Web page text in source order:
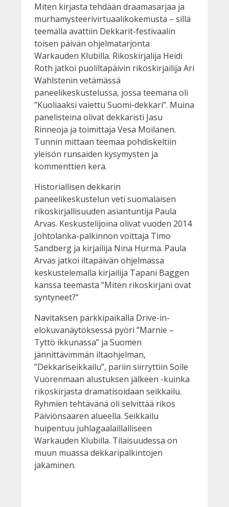
Miten kirjasta tehdään draamasarjaa ja
murhamysteerivirtuaalikokemusta – sillä
teemalla avattiin Dekkarit-festivaalin
toisen päivän ohjelmatarjonta
Warkauden Klubilla. Rikoskirjalija Heidi
Roth jatkoi puoliltapäivin rikoskirjailija Ari
Wahlstenin vetämässä
paneelikeskustelussa, jossa teemana oli
”Kuoliaaksi vaiettu Suomi-dekkari”. Muina
panelisteina olivat dekkaristi Jasu
Rinneoja ja toimittaja Vesa Moilanen.
Tunnin mittaan teemaa pohdiskeltiin
yleisön runsaiden kysymysten ja
kommenttien kera.
Historiallisen dekkarin
paneelikeskustelun veti suomalaisen
rikoskirjallisuuden asiantuntija Paula
Arvas. Keskustelijoina olivat vuoden 2014
Johtolanka-palkinnon voittaja Timo
Sandberg ja kirjailija Nina Hurma. Paula
Arvas jatkoi iltapäivän ohjelmassa
keskustelemalla kirjailija Tapani Baggen
kanssa teemasta ”Miten rikoskirjani ovat
syntyneet?”
Navitaksen parkkipaikalla Drive-in-
elokuvanäytöksessä pyöri ”Marnie –
Tyttö ikkunassa” ja Suomen
jännittävimmän iltaohjelman,
”Dekkariseikkailu”, pariin siirryttiin Soile
Vuorenmaan alustuksen jälkeen -kuinka
rikoskirjasta dramatisoidaan seikkailu.
Ryhmien tehtävänä oli selvittää rikos
Päiviönsaaren alueella. Seikkailu
huipentuu juhlagaalaillalliseen
Warkauden Klubilla. Tilaisuudessa on
muun muassa dekkaripalkintojen
jakaminen.